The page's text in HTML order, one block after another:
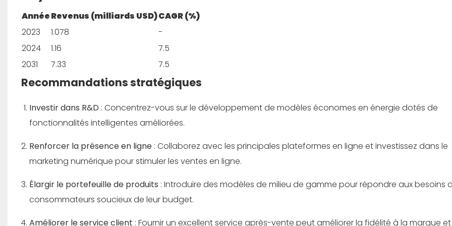
AnnéeRevenus (milliards USD)CAGR (%)
2023
1.078
-
2024
1.16
7.5
2031
7.33 7.5
Recommandations stratégiques
Investir dans R&D : Concentrez-vous sur le développement de modèles économes en énergie dotés de
fonctionnalités intelligentes améliorées.
Renforcer la présence en ligne : Collaborez avec les principales plateformes en ligne et investissez dans le
marketing numérique pour stimuler les ventes en ligne.
Élargir le portefeuille de produits : Introduire des modèles de milieu de gamme pour répondre aux besoins
consommateurs soucieux de leur budget.
Améliorer le service client : Fournir un excellent service après-vente peut améliorer la fidélité à la marque